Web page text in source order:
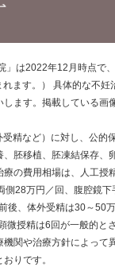
」は2022年12月時点で
ます。） 具体的な不
ます。掲載している
精など）に対し、公的
胚移植、胚凍結保存
の費用相場は、人工
28万円／回、腹腔鏡
後、体外受精は30～50
授精は6回が一般的と
関や治療方針によって
りです。